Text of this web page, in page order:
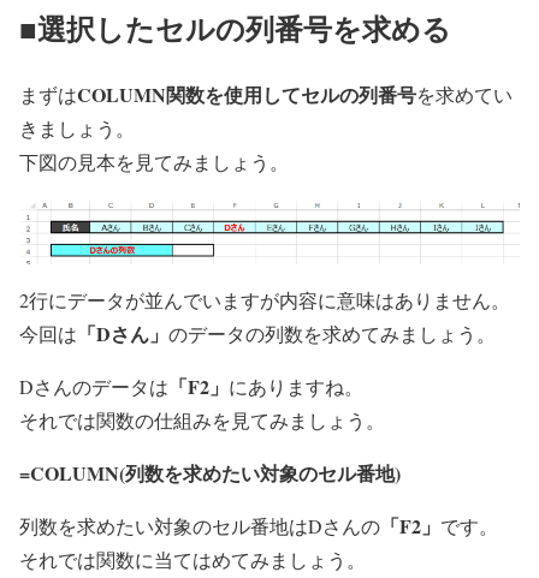
■選択したセルの列番号を求める
まずはCOLUMN関数を使用してセルの列番号を求めてい
きましょう。
下図の見本を見てみましょう。
2行にデータが並んでいますが内容に意味はありません。
今回は 「Dさん」 のデータの列数を求めてみましょう。
Dさんのデータは 「F2」 にありますね。
それでは関数の仕組みを見てみましょう。
=COLUMN(列数を求めたい対象のセル番地)
列数を求めたい対象のセル番地はDさんの 「F2」 です。
それでは関数に当てはめてみましょう。